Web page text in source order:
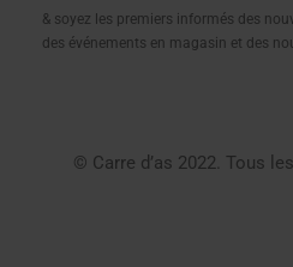
Créations
& soyez les premiers informés des
des événements en magasin et des
© Carre d’as 2022. Tous